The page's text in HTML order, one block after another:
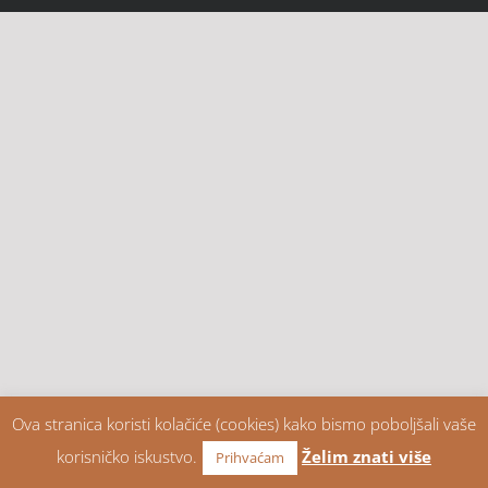
Ova stranica koristi kolačiće (cookies) kako bismo poboljšali vaše
korisničko iskustvo.
Prihvaćam Želim znati više